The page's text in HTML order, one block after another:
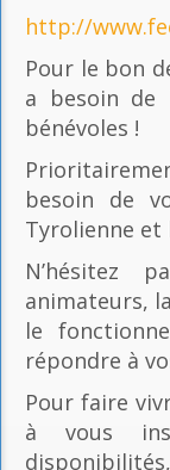
http://
Pour le bon
a besoin de
bénévoles !
besoin de
Tyrolienne et
N’hésitez
animateurs,
le
répondre à
Pour faire
à vous